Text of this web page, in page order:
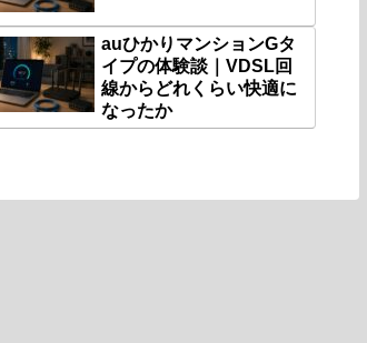
auひかりマンションGタ
イプの体験談｜VDSL回
線からどれくらい快適に
なったか